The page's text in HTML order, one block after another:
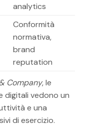
analytics
Conformità
normativa,
brand
reputation
Company, le
digitali vedono un
e una
di esercizio.